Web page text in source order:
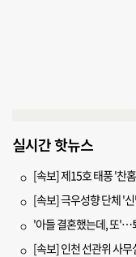
실시간 핫뉴스
[속보] 제15호 태풍 '찬
[속보] 극우성향 단체 '
'아들 결혼했는데, 또'…
[속보] 인천 선관위 사